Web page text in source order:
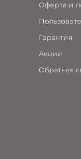
Оферта и
Гарантия
Акции
Обратная